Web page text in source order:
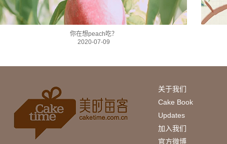
你在想peach吃？
2020-07-09
关于我们
Cake Book
Updates
加入我们
官方微博